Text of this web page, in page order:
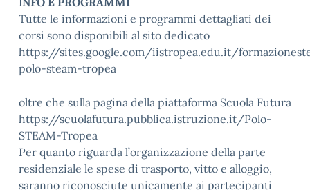
Tutte le informazioni e programmi dettagliati dei
corsi sono disponibili al sito dedicato
https://sites.google.com/iistropea.edu.it/
polo-steam-tropea
oltre che sulla pagina della piattaforma Scuola Futura
https://scuolafutura.pubblica.istruzione.it/Polo-
STEAM-Tropea
Per quanto riguarda l’organizzazione della parte
residenziale le spese di trasporto, vitto e alloggio,
saranno riconosciute unicamente ai partecipanti